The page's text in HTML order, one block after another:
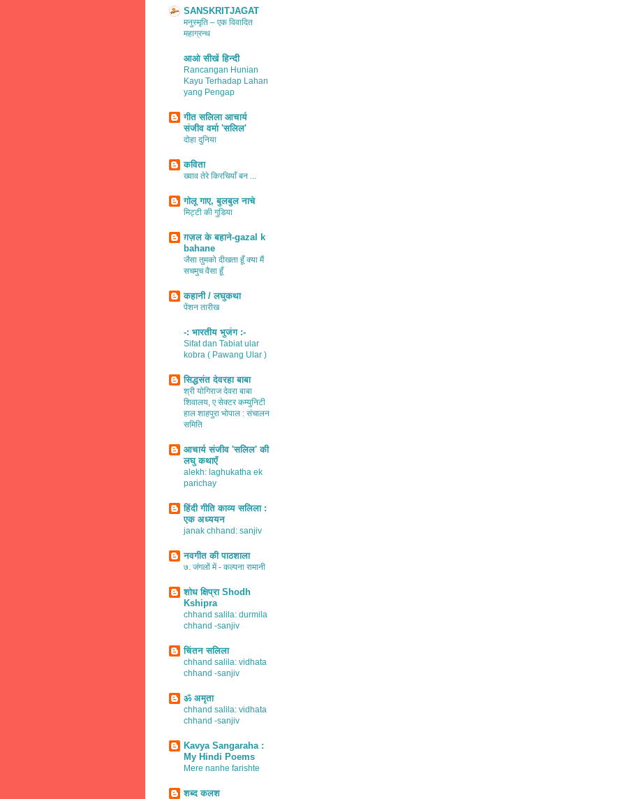
SANSKRITJAGAT
मनुस्मृति – एक विवादित
महाग्रन्थ
आओ सीखें हिन्दी
Rancangan Hunian
Kayu Terhadap Lahan
yang Pengap
गीत सलिला आचार्य
संजीव वर्मा 'सलिल'
दोहा दुनिया
कविता
ख्वाव तेरे किरचियाँ बन ...
गोलू गाए, बुलबुल नाचे
मिट्टी की गुडिया
ग़ज़ल के बहाने-gazal k
bahane
जैसा तुमको दीखता हूँ क्या मैं
सचमुच वैसा हूँ
कहानी / लघुकथा
पेंशन तारीख
-: भारतीय भुजंग :-
Sifat dan Tabiat ular
kobra ( Pawang Ular )
सिद्धसंत देवरहा बाबा
श्री योगिराज देवरा बाबा
शिवालय, ए सेक्टर कम्युनिटी
हाल शाहपुरा भोपाल : संचालन
समिति
आचार्य संजीव 'सलिल' की
लघु कथाएँ
alekh: laghukatha ek
parichay
हिंदी गीति काव्य सलिला :
एक अध्ययन
janak chhand: sanjiv
नवगीत की पाठशाला
७. जंगलों में - कल्पना रामानी
शोध क्षिप्रा Shodh
Kshipra
chhand salila: durmila
chhand -sanjiv
चिंतन सलिला
chhand salila: vidhata
chhand -sanjiv
ॐ अमृता
chhand salila: vidhata
chhand -sanjiv
Kavya Sangaraha :
My Hindi Poems
Mere nanhe farishte
शब्द कलश